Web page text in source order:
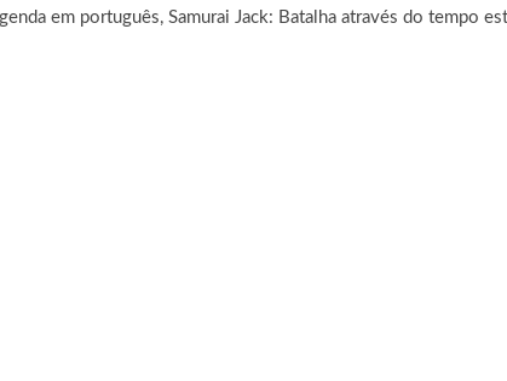
em português, Samurai Jack: Batalha através do tempo